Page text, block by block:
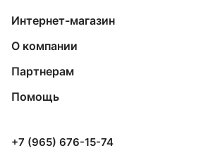
Интернет-магазин
О компании
Партнерам
Помощь
+7 (965) 676-15-74